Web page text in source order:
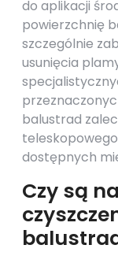
do aplikacji
powierzchnię
szczególnie
usunięcia
balustrad
dostępnych
Czy są